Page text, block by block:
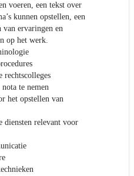
voeren, een tekst over
kunnen opstellen, een
van ervaringen en
op het werk.
rechtscolleges
te nemen
het opstellen van
diensten relevant voor